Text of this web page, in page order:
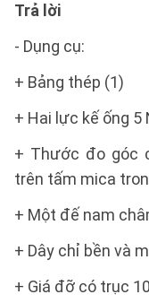
Trả lời
- Dụng cụ:
+ Bảng thép (1)
+ Hai lực kế ống 5
+ Thước đo góc
trên tấm mica
+ Một đế nam
+ Dây chỉ bền và
+ Giá đỡ có trục